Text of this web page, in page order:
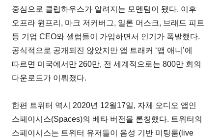
중심으로 클럽하우스가 알려지는 모멘텀이 됐다. 이후
오프라 윈프리, 마크 저커버그, 일론 머스크, 브래드 피트
등 기업 CEO와 셀럽들이 가입하면서 인기가 폭발했다.
공식적으로 공개되진 않았지만 앱 트래커 ‘앱 애니’에
따르면 미국에서만 260만, 전 세계적으로는 800만 회의
다운로드가 이뤄졌다.
한편 트위터 역시 2020년 12월17일, 자체 오디오 앱인
스페이시스(Spaces)의 베타 버전을 론칭했다. 트위터의
스페이시스는 트위터 유저들이 음성 기반 미팅룸(live